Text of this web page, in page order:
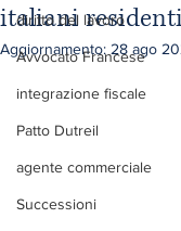
diritto del lavoro
Avvocato Francese
integrazione fiscale
Patto Dutreil
agente commerciale
Successioni
italiani residenti
Aggiornamento: 28 ago